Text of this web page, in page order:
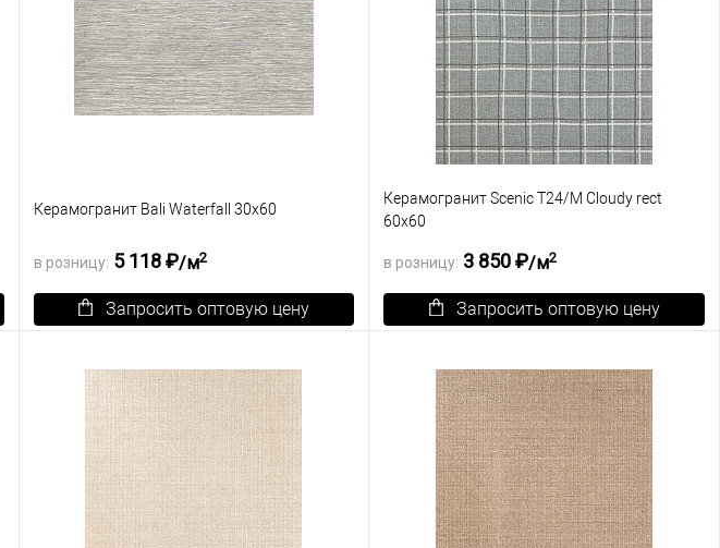
Керамогранит Bali Waterfall 30х60
в розницу: 5 118 ₽/м2
Запросить оптовую цену
В избранное
Под заказ
Керамогранит Scenic T24/M Cloudy rect
60х60
в розницу: 3 850 ₽/м2
Запросить оптовую цену
В избранное
Под заказ